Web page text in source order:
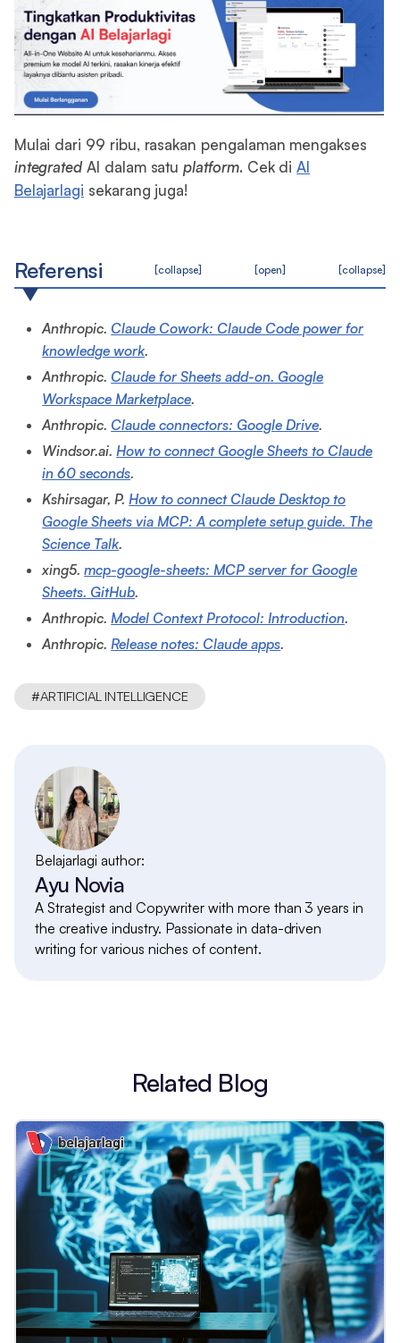
Mulai dari 99 ribu, rasakan pengalaman mengakses
integratedAI dalam satuplatform. Cek diAI
Belajarlagi sekarang juga!
Referensi [collapse] [open] [collapse]
Anthropic. Claude Cowork: Claude Code power for
knowledge work.
Anthropic. Claude for Sheets add-on. Google
Workspace Marketplace.
Anthropic. Claude connectors: Google Drive.
Windsor.ai. How to connect Google Sheets to Claude
in 60 seconds.
Kshirsagar, P. How to connect Claude Desktop to
Google Sheets via MCP: A complete setup guide. The
Science Talk.
xing5.mcp-google-sheets: MCP server for Google
Sheets. GitHub.
Anthropic. Model Context Protocol: Introduction.
Anthropic. Release notes: Claude apps.
#ARTIFICIAL INTELLIGENCE
Belajarlagi author:
Ayu Novia
A Strategist and Copywriter with more than 3 years in
the creative industry. Passionate in data-driven
writing for various niches of content.
Related Blog